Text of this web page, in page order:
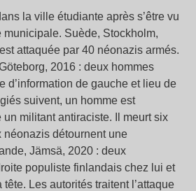
la ville étudiante après s’être vu
municipale. Suède, Stockholm,
attaquée par 40 néonazis armés.
2016 : deux hommes
d’information de gauche et lieu de
suivent, un homme est
militant antiraciste. Il meurt six
néonazis détournent une
Jämsä, 2020 : deux
populiste finlandais chez lui et
Les autorités traitent l’attaque